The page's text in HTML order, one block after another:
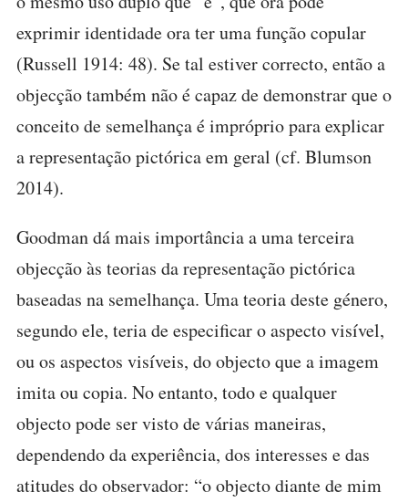
exprimir identidade ora ter uma função copular
(Russell 1914: 48). Se tal estiver correcto, então a
objecção também não é capaz de demonstrar que o
conceito de semelhança é impróprio para explicar
a representação pictórica em geral (cf. Blumson
2014).
Goodman dá mais importância a uma terceira
objecção às teorias da representação pictórica
baseadas na semelhança. Uma teoria deste género,
segundo ele, teria de especificar o aspecto visível,
ou os aspectos visíveis, do objecto que a imagem
imita ou copia. No entanto, todo e qualquer
objecto pode ser visto de várias maneiras,
dependendo da experiência, dos interesses e das
atitudes do observador: “o objecto diante de mim